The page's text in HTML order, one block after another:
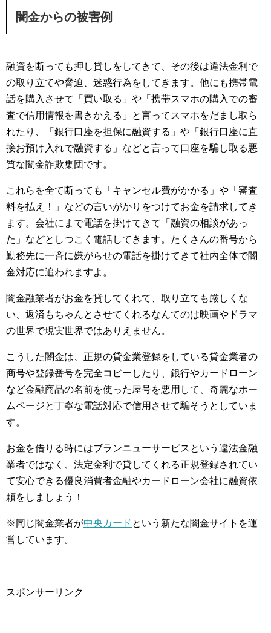
闇金からの被害例
融資を断っても押し貸しをしてきて、その後は違法金利で
の取り立てや脅迫、迷惑行為をしてきます。他にも携帯電
話を購入させて「買い取る」や「携帯スマホの購入での審
査で信用情報を書きかえる」と言ってスマホをだまし取ら
れたり、「銀行口座を担保に融資する」や「銀行口座に直
接お預け入れで融資する」などと言って口座を騙し取る悪
質な闇金詐欺集団です。
これらを全て断っても「キャンセル費がかかる」や「審査
料を払え！」などの言いがかりをつけてお金を請求してき
ます。会社にまで電話を掛けてきて「融資の相談があっ
た」などとしつこく電話してきます。たくさんの番号から
勤務先に一斉に嫌がらせの電話を掛けてきて社内全体で闇
金対応に追われますよ。
闇金融業者がお金を貸してくれて、取り立ても厳しくな
い、返済もちゃんとさせてくれるなんてのは映画やドラマ
の世界で現実世界ではありえません。
こうした闇金は、正規の貸金業登録をしている貸金業者の
商号や登録番号を完全コピーしたり、銀行やカードローン
など金融商品の名前を使った屋号を悪用して、奇麗なホー
ムページと丁寧な電話対応で信用させて騙そうとしていま
す。
お金を借りる時にはブランニューサービスという違法金融
業者ではなく、法定金利で貸してくれる正規登録されてい
て安心できる優良消費者金融やカードローン会社に融資依
頼をしましょう！
※同じ闇金業者が中央カード という新たな闇金サイトを運
営しています。
スポンサーリンク